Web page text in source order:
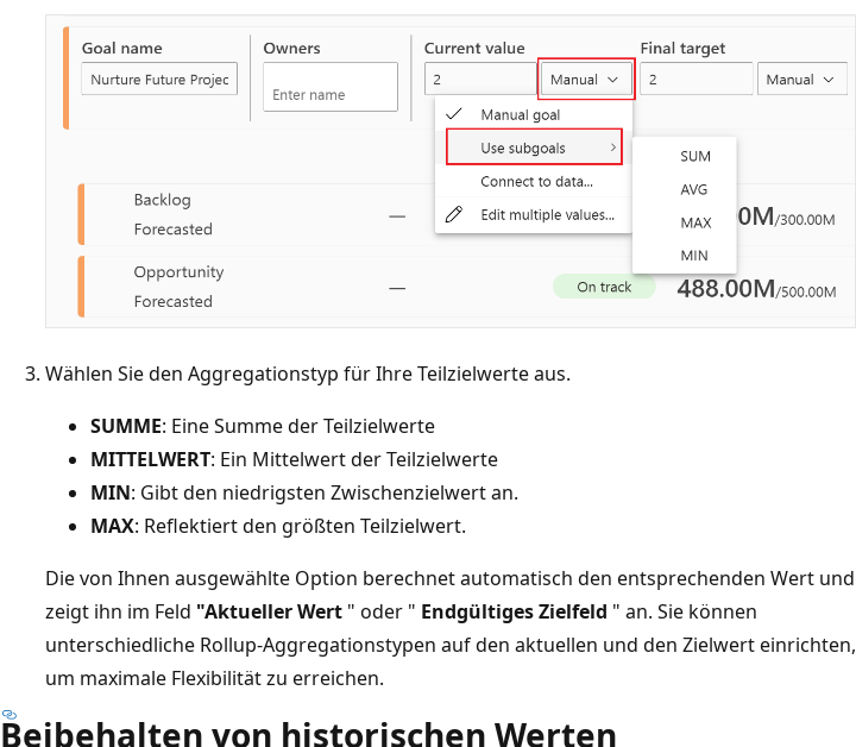
Wählen Sie den Aggregationstyp für Ihre Teilzielwerte aus.
SUMME: Eine Summe der Teilzielwerte
MITTELWERT: Ein Mittelwert der Teilzielwerte
MIN: Gibt den niedrigsten Zwischenzielwert an.
MAX: Reflektiert den größten Teilzielwert.
Die von Ihnen ausgewählte Option berechnet automatisch den entsprechenden Wert und
zeigt ihn im Feld "Aktueller Wert " oder " Endgültiges Zielfeld " an. Sie können
unterschiedliche Rollup-Aggregationstypen auf den aktuellen und den Zielwert einrichten,
um maximale Flexibilität zu erreichen.
Beibehalten von historischen Werten